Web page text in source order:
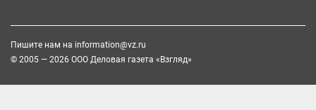
Пишите нам на information@vz.ru
© 2005 — 2026 ООО Деловая газета «Взгляд»